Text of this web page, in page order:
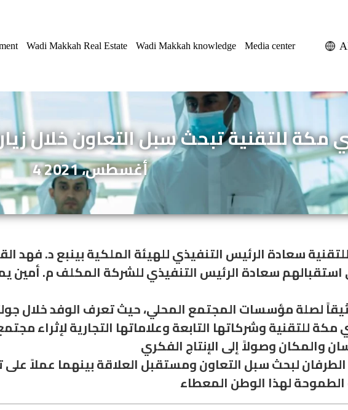
Wadi Makkah Real Estate Wadi Makkah knowledge Media center
للتقنية تبحث سبل التعاون خلال
4 أغسطس، 2021
سعادة الرئيس التنفيذي للهيئة الملكية بينبع د.
استقبالهم سعادة الرئيس التنفيذي للشركة المكلف م. أمين
لصلة مؤسسات المجتمع المحلي، حيث تعرف الوفد خلال
للتقنية وشركاتها التابعة وعلاماتها التجارية لإثراء
الطرفان لبحث سبل التعاون ومستقبل العلاقة بينهما عملاً